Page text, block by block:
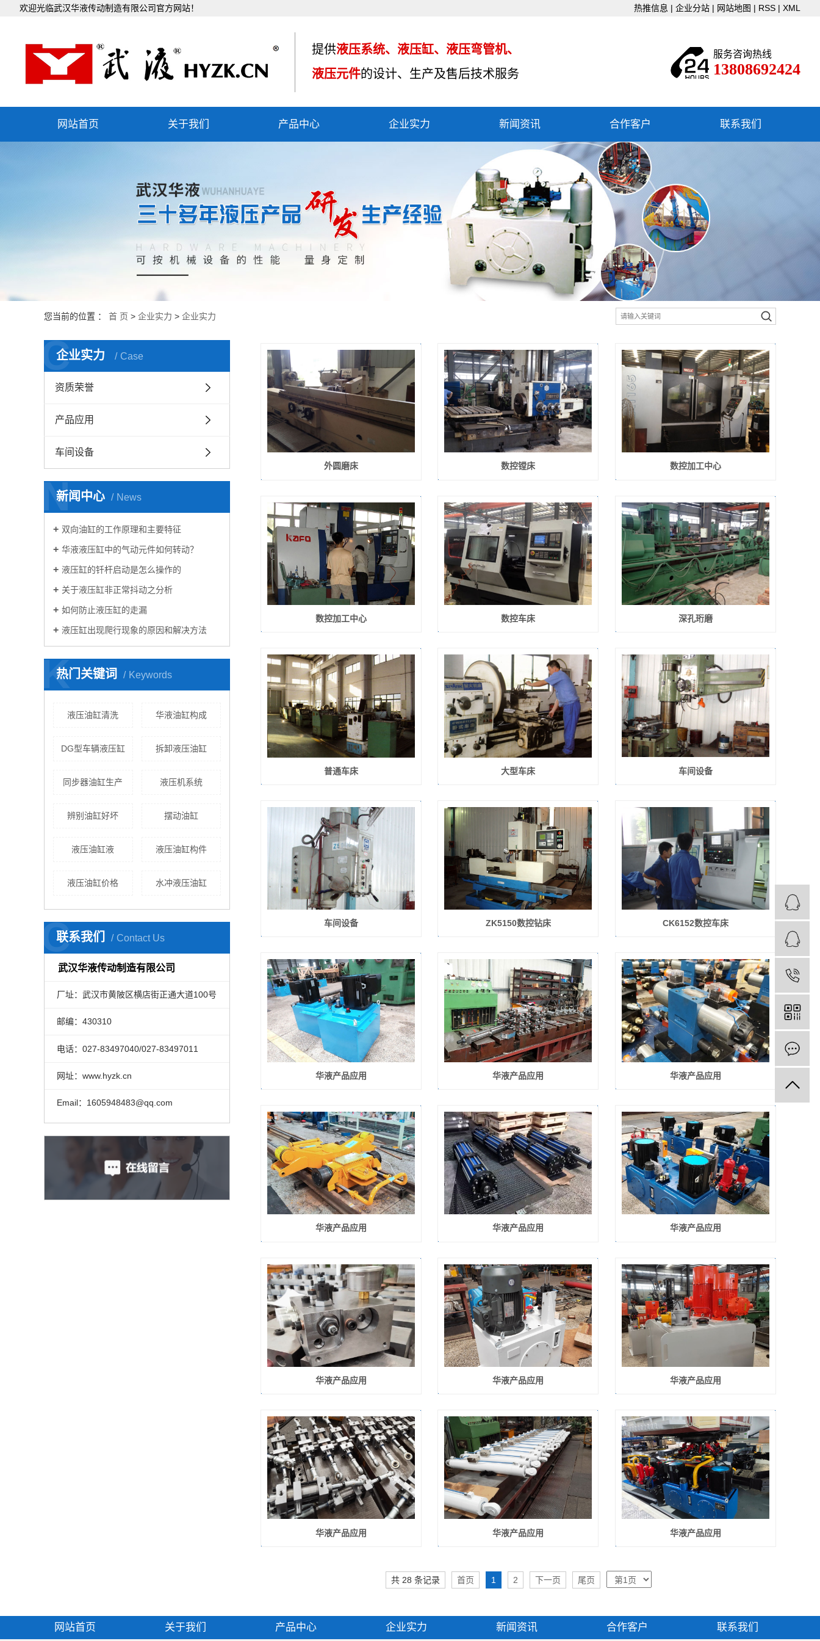
欢迎光临武汉华液传动制造有限公司官方网站！ 热推信息 | 企业分站 | 网站地图 | RSS | XML
提供液压系统、液压缸、液压弯管机、
液压元件的设计、生产及售后技术服务
服务咨询热线
13808692424
网站首页 关于我们
组织机构
发展历程
团队文化
产品中心
液压弯管机
液压制动器
其他产品
企业实力 新闻资讯
公司新闻
行业资讯
技术知识
合作客户 联系我们
您当前的位置 ： 首 页 > 企业实力 > 企业实力
企业实力 Case
C
资质荣誉
产品应用
车间设备
新闻中心 News
N
双向油缸的工作原理和主要特征
华液液压缸中的气动元件如何转动？
液压缸的钎杆启动是怎么操作的
关于液压缸非正常抖动之分析
如何防止液压缸的走漏
液压缸出现爬行现象的原因和解决方法
热门关键词 Keywords
K
液压油缸清洗 华液油缸构成
DG型车辆液压缸 拆卸液压油缸
同步器油缸生产 液压机系统
辨别油缸好坏 摆动油缸
液压油缸液 液压油缸构件
液压油缸价格 水冲液压油缸
联系我们 Contact Us
C
武汉华液传动制造有限公司
厂址：武汉市黄陂区横店街正通大道100号
邮编：430310
电话：027-83497040/027-83497011
网址：www.hyzk.cn
Email：1605948483@qq.com
外圆磨床 数控镗床 数控加工中心
数控加工中心 数控车床 深孔珩磨
普通车床 大型车床 车间设备
车间设备 ZK5150数控钻床 CK6152数控车床
华液产品应用 华液产品应用 华液产品应用
华液产品应用 华液产品应用 华液产品应用
华液产品应用 华液产品应用 华液产品应用
华液产品应用 华液产品应用 华液产品应用
共 28 条记录 首页 1 2 下一页 尾页
网站首页 关于我们 产品中心 企业实力 新闻资讯 合作客户 联系我们